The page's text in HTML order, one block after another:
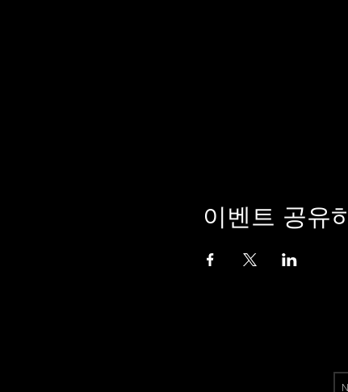
이벤트 공유